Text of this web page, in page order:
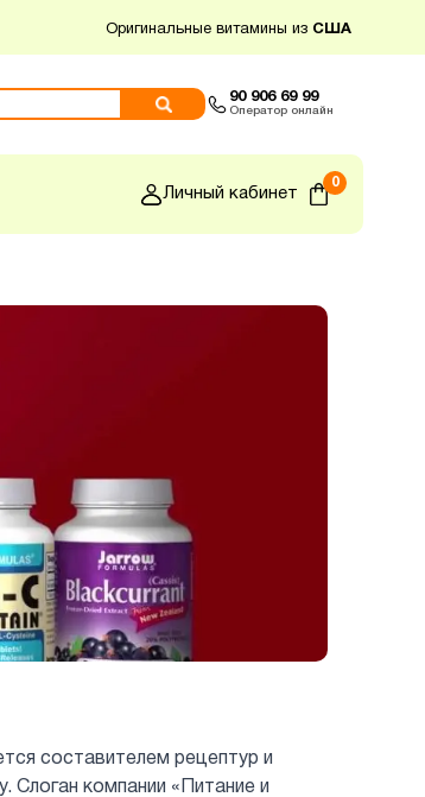
Оригинальные витамины из США
90 906 69 99
Оператор онлайн
Личный кабинет
0
составителем рецептур и
компании «Питание и